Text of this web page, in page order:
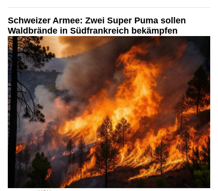
Schweizer Armee: Zwei Super Puma sollen
Waldbrände in Südfrankreich bekämpfen